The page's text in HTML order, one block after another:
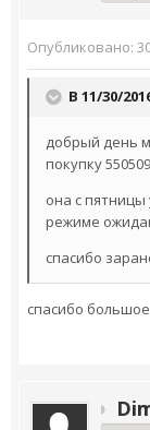
Опубликовано:
В 11/30/
добрый день
покупку
она с пятницы
режиме
спасибо
спасибо